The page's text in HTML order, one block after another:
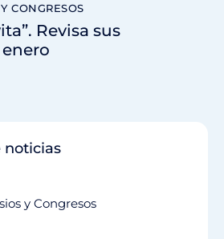
CONGRESOS
Revisa sus
noticias
y Congresos